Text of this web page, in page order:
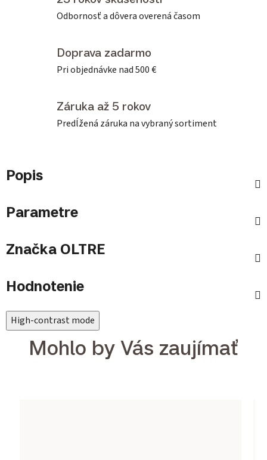
Odbornosť a dôvera overená časom
Doprava zadarmo
Pri objednávke nad 500 €
Záruka až 5 rokov
Predĺžená záruka na vybraný sortiment
Popis
Parametre
Značka OLTRE
Hodnotenie
High-contrast mode
Mohlo by Vás zaujímať